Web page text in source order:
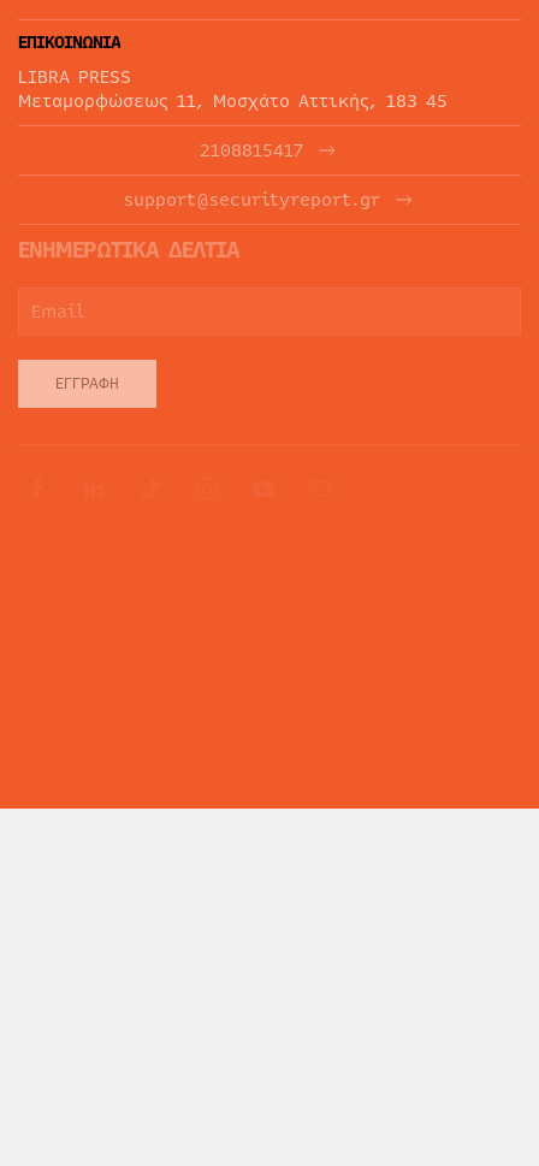
ΕΠΙΚΟΙΝΩΝΙΑ
LIBRA PRESS
Μεταμορφώσεως 11, Μοσχάτο Αττικής, 183 45
2108815417
support@securityreport.gr
ΕΝΗΜΕΡΩΤΙΚΑ ΔΕΛΤΙΑ
ΕΓΓΡΑΦΉ